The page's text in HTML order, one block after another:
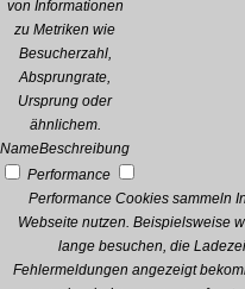
von Informationen
zu Metriken wie
Besucherzahl,
Absprungrate,
Ursprung oder
ähnlichem.
NameBeschreibung
Performance
Performance Cookies sammeln
Webseite nutzen. Beispielsweise
lange besuchen, die
Fehlermeldungen angezeigt